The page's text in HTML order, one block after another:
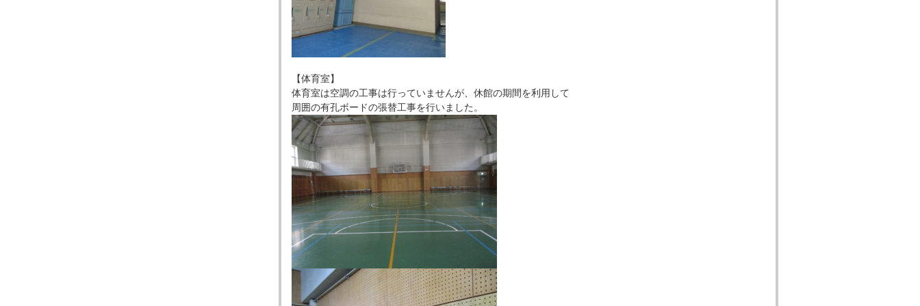
【体育室】
体育室は空調の工事は行っていませんが、休館の期間を利用して
周囲の有孔ボードの張替工事を行いました。